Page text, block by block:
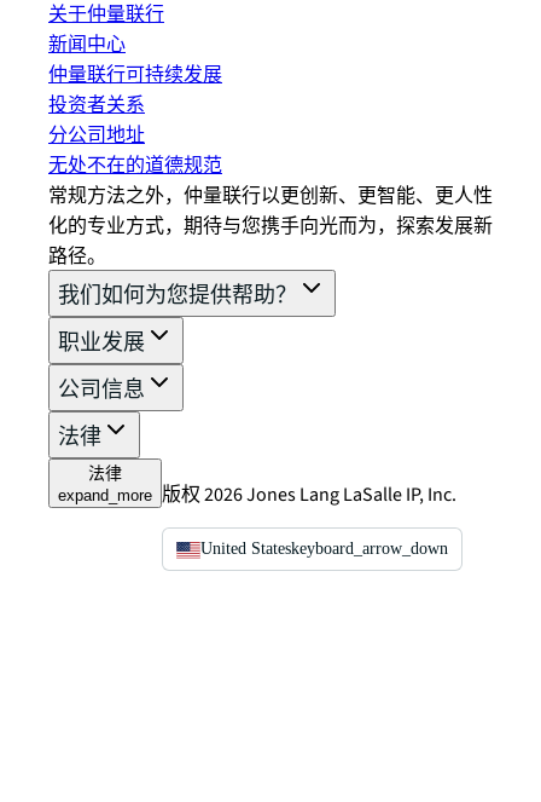
关于仲量联行
新闻中心
仲量联行可持续发展
投资者关系
分公司地址
无处不在的道德规范
常规方法之外，仲量联行以更创新、更智能、更人性
化的专业方式，期待与您携手向光而为，探索发展新
路径。
我们如何为您提供帮助？
职业发展
公司信息
法律
法律
expand_more 版权 2026 Jones Lang LaSalle IP, Inc.
United Stateskeyboard_arrow_down